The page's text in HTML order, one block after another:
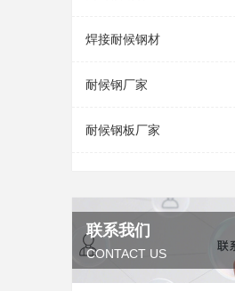
焊接耐候钢材
耐候钢厂家
耐候钢板厂家
联系我们
CONTACT US